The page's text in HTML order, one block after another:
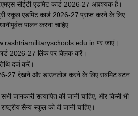
सीईटी एडमिट कार्ड 2026-27 आवश्यक है।
स्कूल एडमिट कार्ड 2026-27 प्राप्त करने के लिए
पालन करना चाहिए:
पर जाएं।
2026-27 लिंक पर क्लिक करें।
दर्ज करें।
27 देखने और डाउनलोड करने के लिए सबमिट बटन
जानकारी सत्यापित की जानी चाहिए, और किसी भी
सैन्य स्कूल को दी जानी चाहिए।